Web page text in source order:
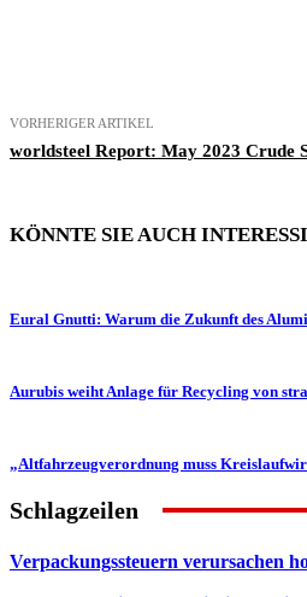
VORHERIGER ARTIKEL
worldsteel Report: May 2023 Crude
KÖNNTE SIE AUCH
Eural Gnutti: Warum die Zukunft des
Aurubis weiht Anlage für Recycling von
„Altfahrzeugverordnung muss
Schlagzeilen
Verpackungssteuern verursachen